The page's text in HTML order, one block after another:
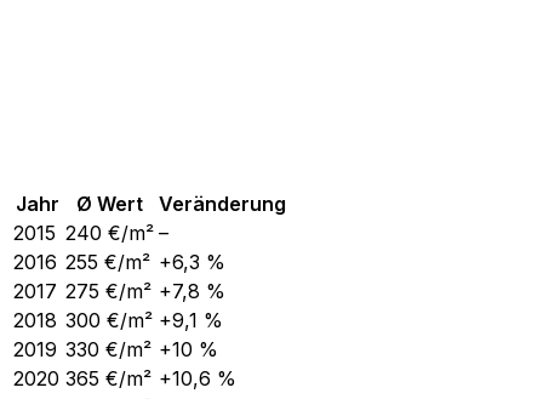
Jahr Ø Wert
Veränderung
2015 240 €/m² –
2016 255 €/m² +6,3 %
2017 275 €/m² +7,8 %
2018 300 €/m² +9,1 %
2019 330 €/m² +10 %
2020 365 €/m² +10,6 %